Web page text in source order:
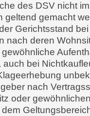
des DSV nicht im
geltend gemacht
Gerichtsstand bei
nach deren
auch bei
nach
oder gewöhnlichen